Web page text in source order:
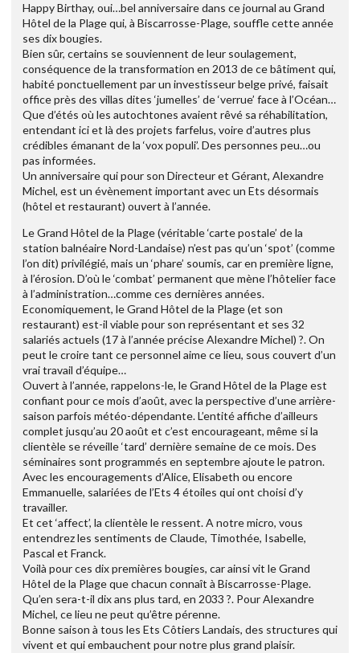
Happy Birthay, oui…bel anniversaire dans ce journal au Grand
Hôtel de la Plage qui, à Biscarrosse-Plage, souffle cette année
ses dix bougies.
Bien sûr, certains se souviennent de leur soulagement,
conséquence de la transformation en 2013 de ce bâtiment qui,
habité ponctuellement par un investisseur belge privé, faisait
office près des villas dites ‘jumelles’ de ‘verrue’ face à l’Océan…
Que d’étés où les autochtones avaient rêvé sa réhabilitation,
entendant ici et là des projets farfelus, voire d’autres plus
crédibles émanant de la ‘vox populi’. Des personnes peu…ou
pas informées.
Un anniversaire qui pour son Directeur et Gérant, Alexandre
Michel, est un évènement important avec un Ets désormais
(hôtel et restaurant) ouvert à l’année.
Le Grand Hôtel de la Plage (véritable ‘carte postale’ de la
station balnéaire Nord-Landaise) n’est pas qu’un ‘spot’ (comme
l’on dit) privilégié, mais un ‘phare’ soumis, car en première ligne,
à l’érosion. D’où le ‘combat’ permanent que mène l’hôtelier face
à l’administration…comme ces dernières années.
Economiquement, le Grand Hôtel de la Plage (et son
restaurant) est-il viable pour son représentant et ses 32
salariés actuels (17 à l’année précise Alexandre Michel) ?. On
peut le croire tant ce personnel aime ce lieu, sous couvert d’un
vrai travail d’équipe…
Ouvert à l’année, rappelons-le, le Grand Hôtel de la Plage est
confiant pour ce mois d’août, avec la perspective d’une arrière-
saison parfois météo-dépendante. L’entité affiche d’ailleurs
complet jusqu’au 20 août et c’est encourageant, même si la
clientèle se réveille ‘tard’ dernière semaine de ce mois. Des
séminaires sont programmés en septembre ajoute le patron.
Avec les encouragements d’Alice, Elisabeth ou encore
Emmanuelle, salariées de l’Ets 4 étoiles qui ont choisi d’y
travailler.
Et cet ‘affect’, la clientèle le ressent. A notre micro, vous
entendrez les sentiments de Claude, Timothée, Isabelle,
Pascal et Franck.
Voilà pour ces dix premières bougies, car ainsi vit le Grand
Hôtel de la Plage que chacun connaît à Biscarrosse-Plage.
Qu’en sera-t-il dix ans plus tard, en 2033 ?. Pour Alexandre
Michel, ce lieu ne peut qu’être pérenne.
Bonne saison à tous les Ets Côtiers Landais, des structures qui
vivent et qui embauchent pour notre plus grand plaisir.